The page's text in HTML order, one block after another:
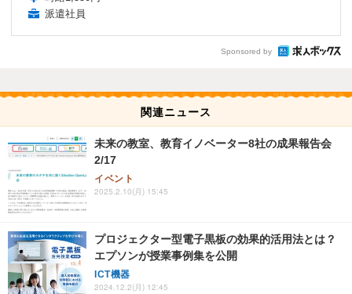
派遣社員
Sponsored by
関連ニュース
未来の教室、教育イノベーター8社の成果報告会
2/17
イベント
2025.2.10(月) 15:45
プロジェクター型電子黒板の効果的活用法とは？
エプソンが授業事例集を公開
ICT機器
2024.12.2(月) 12:45